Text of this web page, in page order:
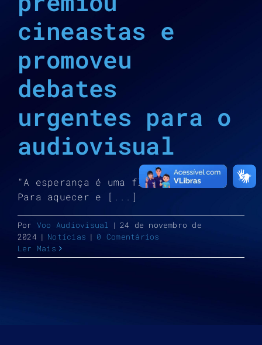
cineastas e
promoveu
debates
urgentes para o
audiovisual
"A esperança é uma flecha de fogo".
Para aquecer e [...]
Por Voo Audiovisual | 24 de novembro de
2024 | Notícias | 0 Comentários
Ler Mais